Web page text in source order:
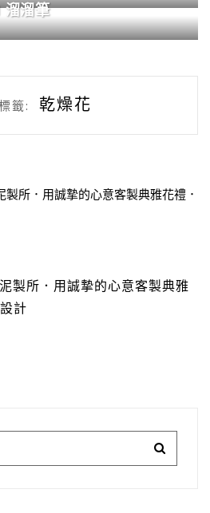
溜筆
籤: 乾燥花
製所．用誠摯的心意客製典雅
計